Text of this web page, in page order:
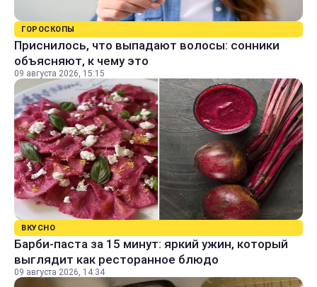
ГОРОСКОПЫ
Приснилось, что выпадают волосы: сонники
объясняют, к чему это
09 августа 2026, 15:15
ВКУСНО
Барби-паста за 15 минут: яркий ужин, который
выглядит как ресторанное блюдо
09 августа 2026, 14:34